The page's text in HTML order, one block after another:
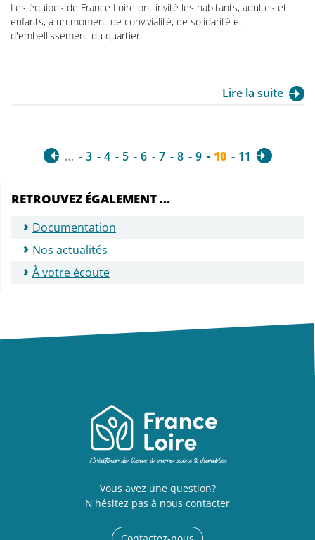
Les équipes de France Loire ont invité les habitants, adultes et
enfants, à un moment de convivialité, de solidarité et
d'embellissement du quartier.
Lire la suite
… 3 4 5 6 7 8 9 10 11
RETROUVEZ ÉGALEMENT ...
Documentation
Nos actualités
À votre écoute
Vous avez une question?
N'hésitez pas à nous contacter